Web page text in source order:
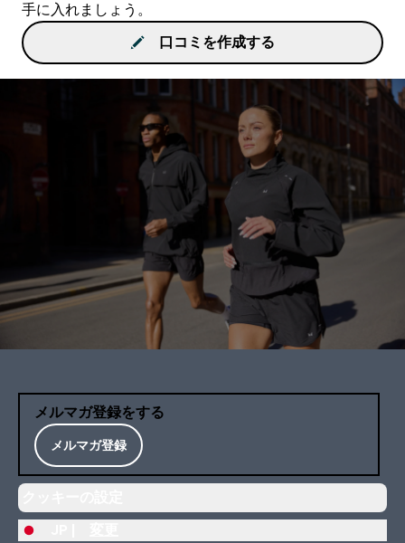
手に入れましょう。
口コミを作成する
メルマガ登録をする
メルマガ登録